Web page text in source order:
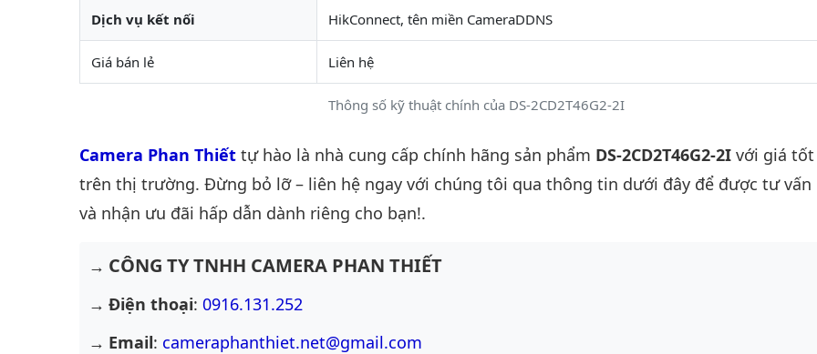
Thông số kỹ thuật chính của DS-2CD2T46G2-2I
Dịch vụ kết nối HikConnect, tên miền CameraDDNS
Giá bán lẻ Liên hệ
Camera Phan Thiết tự hào là nhà cung cấp chính hãng sản phẩm DS-2CD2T46G2-2I với giá
trên thị trường. Đừng bỏ lỡ – liên hệ ngay với chúng tôi qua thông tin dưới đây để được tư
và nhận ưu đãi hấp dẫn dành riêng cho bạn!.
CÔNG TY TNHH CAMERA PHAN THIẾT
Điện thoại: 0916.131.252
Email: cameraphanthiet.net@gmail.com